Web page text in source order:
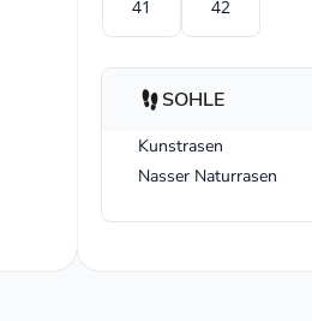
41 42
SOHLE
Kunstrasen
Nasser Naturrasen